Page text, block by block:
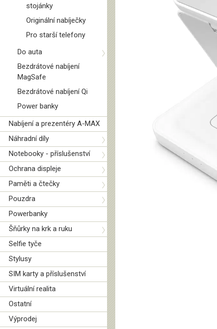
stojánky
Originální nabíječky
Pro starší telefony
Do auta
Bezdrátové nabíjení
MagSafe
Bezdrátové nabíjení Qi
Power banky
Nabíjení a prezentéry A-MAX
Náhradní díly
Notebooky - příslušenství
Ochrana displeje
Paměti a čtečky
Pouzdra
Powerbanky
Šňůrky na krk a ruku
Selfie tyče
Stylusy
SIM karty a příslušenství
Virtuální realita
Ostatní
Výprodej